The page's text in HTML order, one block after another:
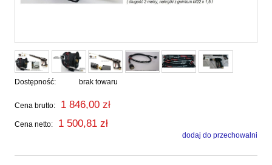
Dostępność: brak towaru
Cena brutto: 1 846,00 zł
Cena netto: 1 500,81 zł
dodaj do przechowalni